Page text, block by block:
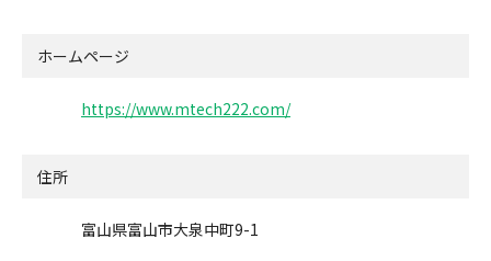
ホームページ
https://www.mtech222.com/
住所
富山県富山市大泉中町9-1